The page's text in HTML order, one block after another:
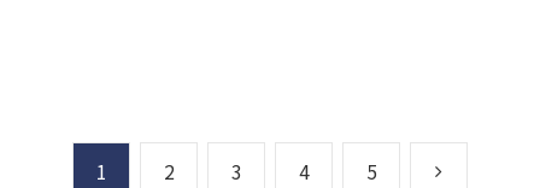
1 2 3 4 5